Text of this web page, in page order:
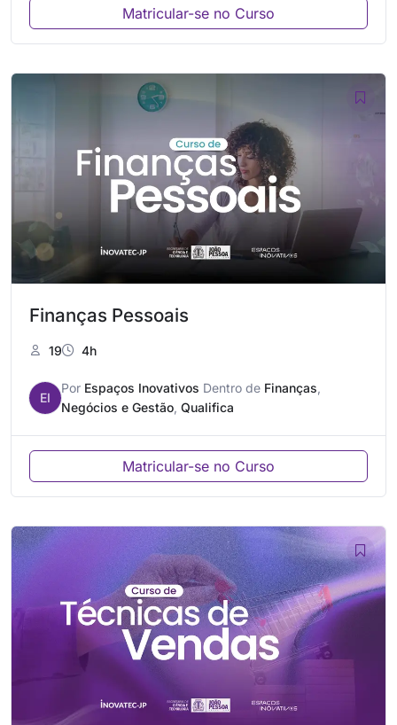
Matricular-se no Curso
Finanças Pessoais
19 4h
EI
Por Espaços Inovativos Dentro de Finanças
Negócios e Gestão ,Qualifica
Matricular-se no Curso